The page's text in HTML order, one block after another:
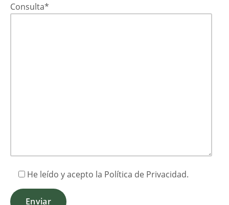
Consulta*
He leído y acepto la Política de Privacidad.